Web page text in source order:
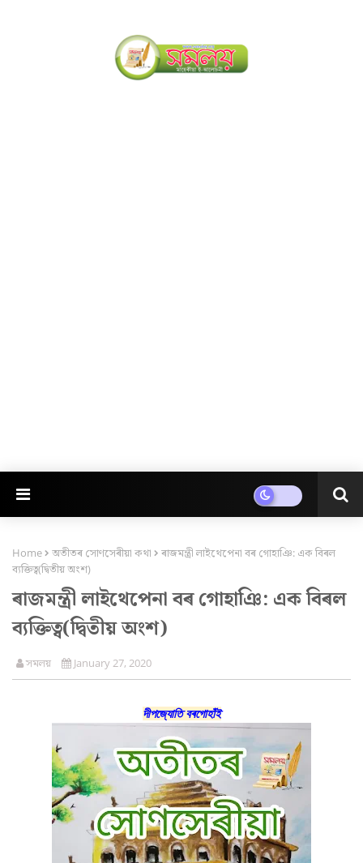
Home অতীতৰ সোণসেৰীয়া কথা
ৰাজমন্ত্ৰী লাইথেপেনা বৰ গোহাঞি: এক বিৰল
ব্যক্তিত্ব(দ্বিতীয় অংশ)
ৰাজমন্ত্ৰী লাইথেপেনা বৰ গোহাঞি: এক বিৰল
ব্যক্তিত্ব(দ্বিতীয় অংশ)
সমলয় January 27, 2020
দীপজ্যোতি বৰগোহাঁই